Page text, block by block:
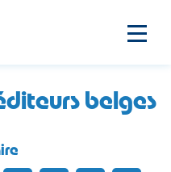
belges